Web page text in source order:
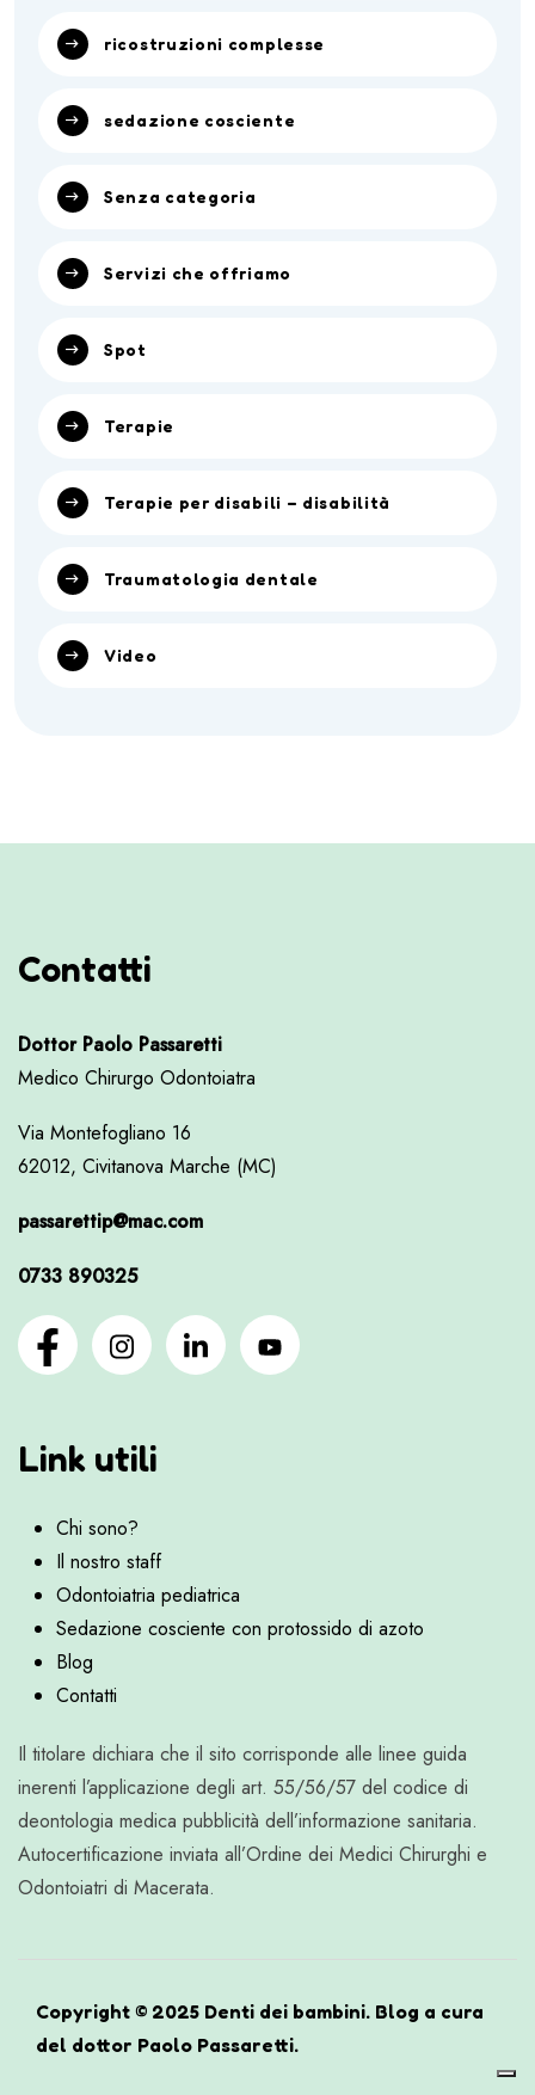
ricostruzioni complesse
sedazione cosciente
Senza categoria
Servizi che offriamo
Spot
Terapie
Terapie per disabili – disabilità
Traumatologia dentale
Video
Contatti
Dottor Paolo Passaretti
Medico Chirurgo Odontoiatra
Via Montefogliano 16
62012, Civitanova Marche (MC)
passarettip@mac.com
0733 890325
Link utili
Chi sono?
Il nostro staff
Odontoiatria pediatrica
Sedazione cosciente con protossido di azoto
Blog
Contatti
Il titolare dichiara che il sito corrisponde alle linee guida
inerenti l’applicazione degli art. 55/56/57 del codice di
deontologia medica pubblicità dell’informazione sanitaria.
Autocertificazione inviata all’Ordine dei Medici Chirurghi e
Odontoiatri di Macerata.
Copyright © 2025 Denti dei bambini. Blog a cura
del dottor Paolo Passaretti.